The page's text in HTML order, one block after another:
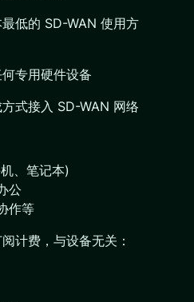
低的 SD-WAN 使用方
专用硬件设备
式接入 SD-WAN 网络
、笔记本)
公
作等
计费，与设备无关：